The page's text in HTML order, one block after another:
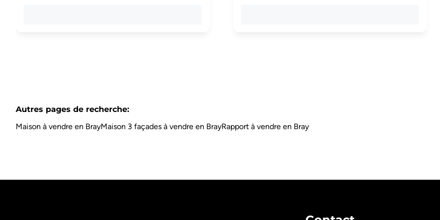
Autres pages de recherche:
Maison à vendre en BrayMaison 3 façades à vendre en BrayRapport à vendre en Bray